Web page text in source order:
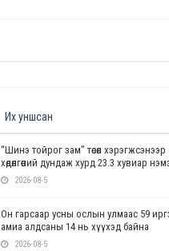
Их уншсан
“Шинэ тойрог зам” төсөл хэрэгжсэнээр
хөдөлгөөний дундаж хурд 23.3 хувиар
2026-08-5
Он гарсаар усны ослын улмаас 59
амиа алдсаны 14 нь хүүхэд байна
2026-08-5